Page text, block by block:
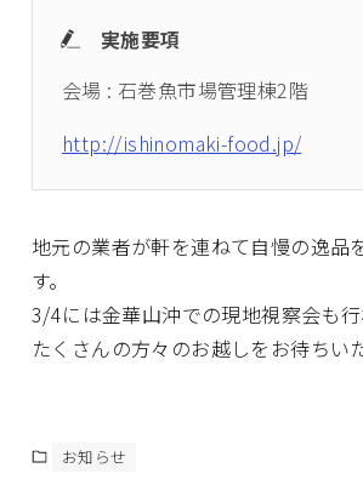
実施要項
会場 : 石巻魚市場管理棟2階
http://ishinomaki-food.jp/
地元の業者が軒を連ねて自慢の逸品
す。
3/4には金華山沖での現地視察会も行
たくさんの方々のお越しをお待ちい
お知らせ